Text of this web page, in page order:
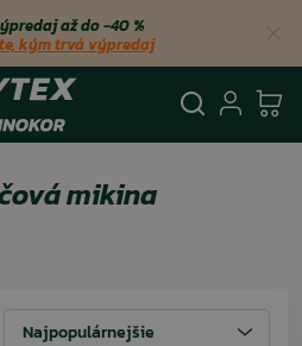
až do −40 %
kým trvá výpredaj
mikina
Najpopulárnejšie